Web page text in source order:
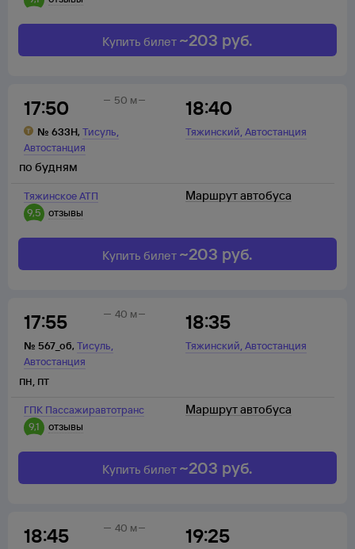
Купить билет ~203 руб.
17:50
№ 633Н, Тисуль,
Автостанция
18:40
Тяжинский,Автостанция
50 м
Тяжинское АТП
9,5
отзывы
по будням
Маршрут автобуса
Купить билет ~203 руб.
17:55
№ 567_об, Тисуль,
Автостанция
18:35
Тяжинский,Автостанция
40 м
ГПК Пассажиравтотранс
9,1
отзывы
пн, пт
Маршрут автобуса
Купить билет ~203 руб.
18:45 19:25
40 м